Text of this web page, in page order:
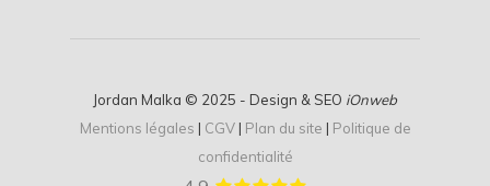
Jordan Malka © 2025 - Design & SEO iOnweb
Mentions légales | CGV| Plan du site | Politique de
confidentialité